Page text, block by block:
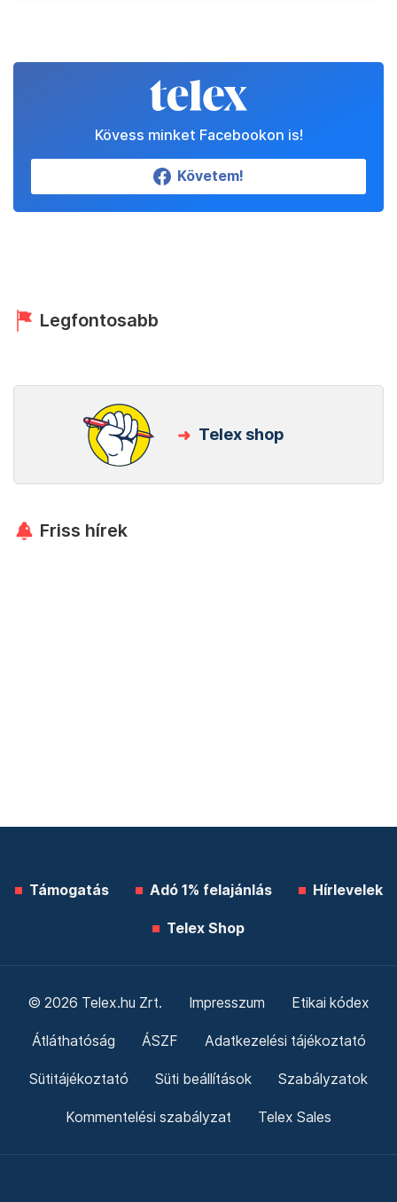
Kövess minket Facebookon is!
Követem!
Legfontosabb
Telex shop
Friss hírek
Támogatás Adó 1% felajánlás Hírlevelek
Telex Shop
© 2026 Telex.hu Zrt. Impresszum Etikai kódex
Átláthatóság ÁSZF Adatkezelési tájékoztató
Sütitájékoztató Süti beállítások Szabályzatok
Kommentelési szabályzat Telex Sales